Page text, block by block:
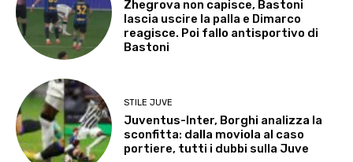
Zhegrova non capisce, Bastoni
lascia uscire la palla e Dimarco
reagisce. Poi fallo antisportivo di
Bastoni
STILE JUVE
Juventus-Inter, Borghi analizza la
sconfitta: dalla moviola al caso
portiere, tutti i dubbi sulla Juve